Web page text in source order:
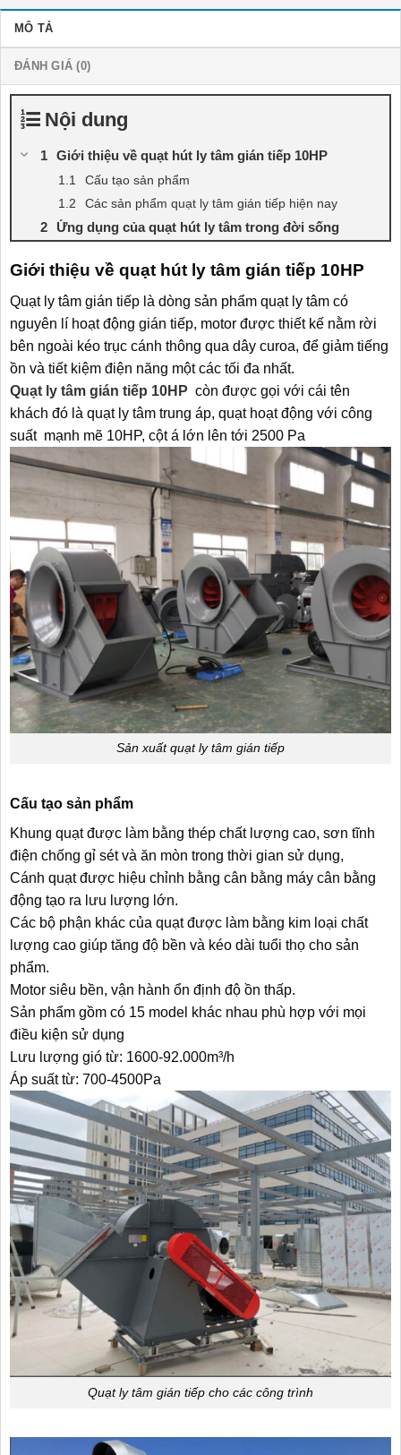
MÔ TẢ
ĐÁNH GIÁ (0)
Nội dung
Giới thiệu về quạt hút ly tâm gián tiếp 10HP
Cấu tạo sản phẩm
Các sản phẩm quạt ly tâm gián tiếp hiện nay
Ứng dụng của quạt hút ly tâm trong đời sống
Giới thiệu về quạt hút ly tâm gián tiếp 10HP
Quạt ly tâm gián tiếp là dòng sản phẩm quạt ly tâm có
nguyên lí hoạt động gián tiếp, motor được thiết kế nằm rời
bên ngoài kéo trục cánh thông qua dây curoa, để giảm tiếng
ồn và tiết kiệm điện năng một các tối đa nhất.
Quạt ly tâm gián tiếp 10HP còn được gọi với cái tên
khách đó là quạt ly tâm trung áp, quạt hoạt động với công
suất mạnh mẽ 10HP, cột á lớn lên tới 2500 Pa
Sản xuất quạt ly tâm gián tiếp
Cấu tạo sản phẩm
Khung quạt được làm bằng thép chất lượng cao, sơn tĩnh
điện chống gỉ sét và ăn mòn trong thời gian sử dụng,
Cánh quạt được hiệu chỉnh bằng cân bằng máy cân bằng
động tạo ra lưu lượng lớn.
Các bộ phận khác của quạt được làm bằng kim loại chất
lượng cao giúp tăng độ bền và kéo dài tuổi thọ cho sản
phẩm.
Motor siêu bền, vận hành ổn định độ ồn thấp.
Sản phẩm gồm có 15 model khác nhau phù hợp với mọi
điều kiện sử dụng
Lưu lượng gió từ: 1600-92.000m³/h
Áp suất từ: 700-4500Pa
Quạt ly tâm gián tiếp cho các công trình